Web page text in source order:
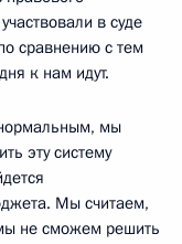
в суде
сравнению с тем
к нам идут.
нормальным, мы
эту систему
Мы считаем,
не сможем решить